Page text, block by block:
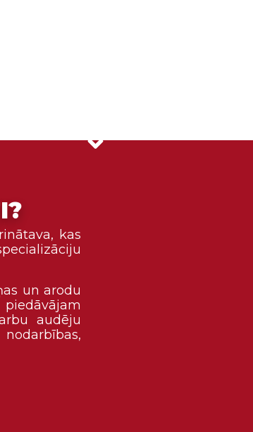
kas
un arodu
audēju